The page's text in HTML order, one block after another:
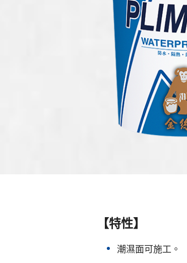
【特性】
潮濕面可施工。